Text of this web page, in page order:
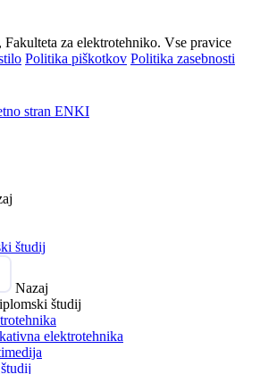
za elektrotehniko. Vse pravice
Politika piškotkov Politika zasebnosti
stran ENKI
študij
Nazaj
študij
elektrotehnika